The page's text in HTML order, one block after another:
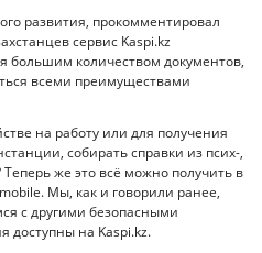
развития, прокомментировал
сервис Kaspi.kz
большим количеством документов,
всеми преимуществами
на работу или для получения
собирать справки из псих-,
Теперь же это всё можно получить в
Мы, как и говорили ранее,
с другими безопасными
доступны на Kaspi.kz.